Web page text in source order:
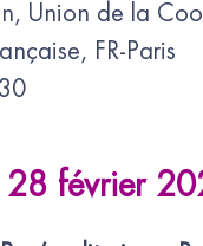
Union de la
FR-Paris
28 février